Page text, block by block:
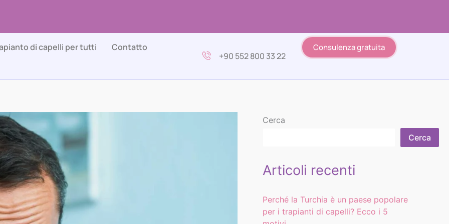
di capelli per tutti
Contatto
+90 552 800 33 22
Consulenza gratuita
Cerca
Cerca
Articoli recenti
Perché la Turchia è un paese popolare
per i trapianti di capelli? Ecco i 5